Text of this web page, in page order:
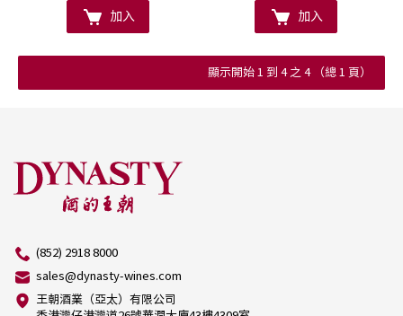
加入 加入
顯示開始 1 到 4 之 4 （總 1 頁）
(852) 2918 8000
sales@dynasty-wines.com
王朝酒業（亞太）有限公司